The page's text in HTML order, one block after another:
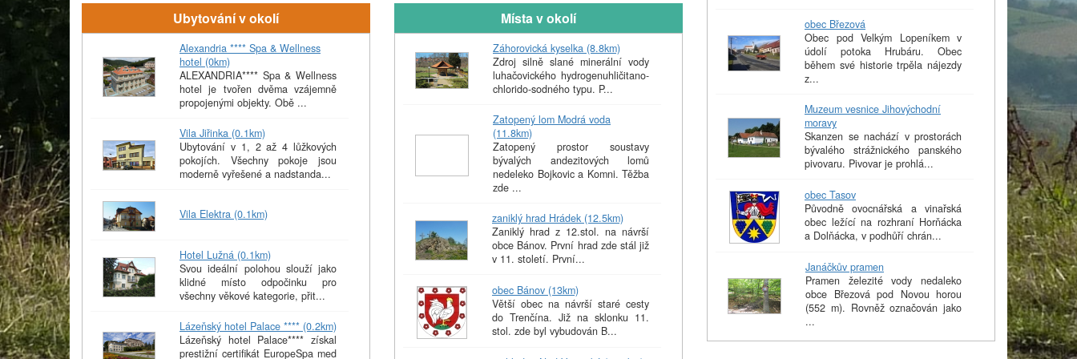
Ubytování v okolí
Alexandria **** Spa & Wellness
hotel (0km)
ALEXANDRIA**** Spa & Wellness
hotel je tvořen dvěma vzájemně
propojenými objekty. Obě ...
Vila Jiřinka (0.1km)
Ubytování v 1, 2 až 4 lůžkových
pokojích. Všechny pokoje jsou
moderně vyřešené a nadstanda...
Vila Elektra (0.1km)
Hotel Lužná (0.1km)
Svou ideální polohou slouží jako
klidné místo odpočinku pro
všechny věkové kategorie, přit...
Lázeňský hotel Palace **** (0.2km)
Lázeňský hotel Palace**** získal
prestižní certifikát EuropeSpa med
Místa v okolí
Záhorovická kyselka (8.8km)
Zdroj silně slané minerální vody
luhačovického hydrogenuhličitano-
chlorido-sodného typu. P...
Zatopený lom Modrá voda
(11.8km)
Zatopený prostor soustavy
bývalých andezitových lomů
nedeleko Bojkovic a Komni. Těžba
zde ...
zaniklý hrad Hrádek (12.5km)
Zaniklý hrad z 12.stol. na návrší
obce Bánov. První hrad zde stál již
v 11. století. První...
obec Bánov (13km)
Větší obec na návrší staré cesty
do Trenčína. Již na sklonku 11.
stol. zde byl vybudován B...
obec Březová
Obec pod Velkým Lopeníkem v
údolí potoka Hrubáru. Obec
během své historie trpěla nájezdy
z...
Muzeum vesnice Jihovýchodní
moravy
Skanzen se nachází v prostorách
bývalého strážnického panského
pivovaru. Pivovar je prohlá...
obec Tasov
Původně ovocnářská a vinařská
obec ležící na rozhraní Horňácka
a Dolňácka, v podhůří chrán...
Janáčkův pramen
Pramen železité vody nedaleko
obce Březová pod Novou horou
(552 m). Rovněž označován jako
...